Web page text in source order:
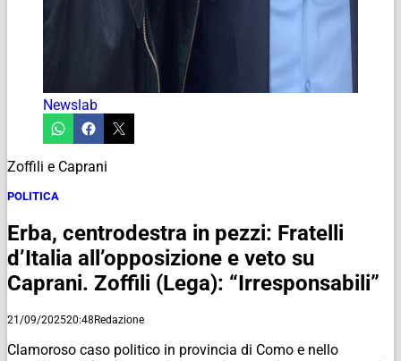
Newslab
Zoffili e Caprani
POLITICA
Erba, centrodestra in pezzi: Fratelli
d’Italia all’opposizione e veto su
Caprani. Zoffili (Lega): “Irresponsabili”
21/09/202520:48Redazione
Clamoroso caso politico in provincia di Como e nello